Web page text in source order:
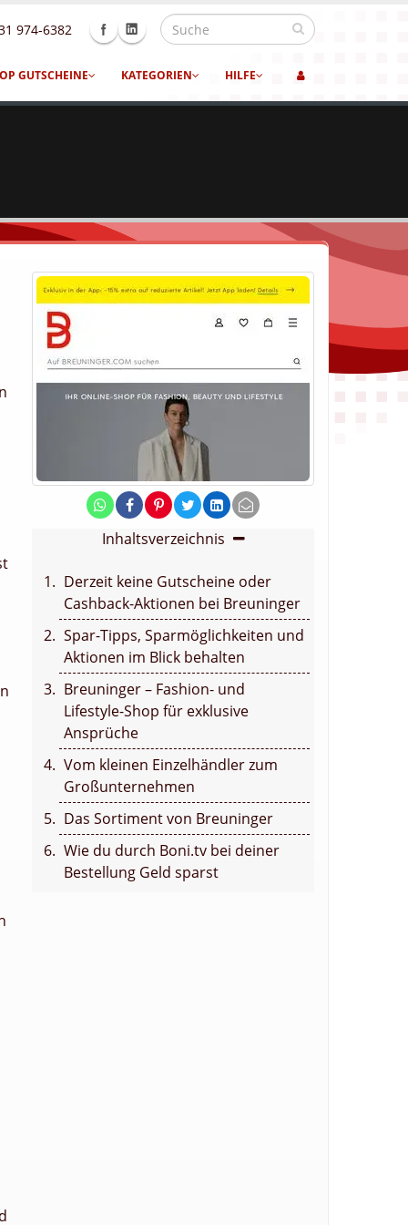
974-6382
GUTSCHEINE KATEGORIEN HILFE
Inhaltsverzeichnis
Derzeit keine Gutscheine oder
Cashback-Aktionen bei Breuninger
Spar-Tipps, Sparmöglichkeiten und
Aktionen im Blick behalten
Breuninger – Fashion- und
Lifestyle-Shop für exklusive
Ansprüche
Vom kleinen Einzelhändler zum
Großunternehmen
Das Sortiment von Breuninger
Wie du durch Boni.tv bei deiner
Bestellung Geld sparst